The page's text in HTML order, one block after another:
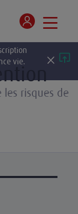
vie.
les risques de